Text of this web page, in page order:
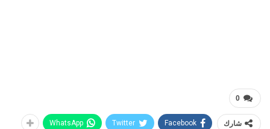
0
شارك Facebook
Twitter
WhatsApp